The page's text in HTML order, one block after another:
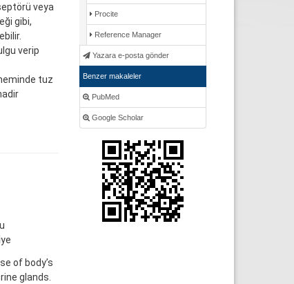
veya
gibi,
verip
tuz
of body’s
glands.
Procite
Reference Manager
Yazara e-posta gönder
Benzer makaleler
PubMed
Google Scholar